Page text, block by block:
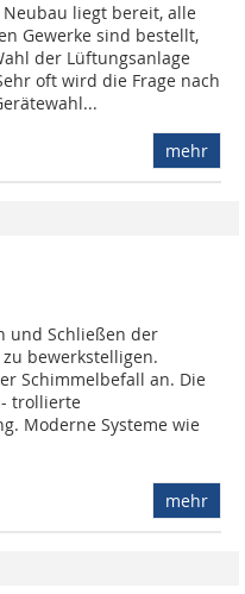
liegt bereit, alle
Gewerke sind bestellt,
der Lüftungsanlage
oft wird die Frage nach
mehr
und Schließen der
bewerkstelligen.
Schimmelbefall an. Die
trollierte
Moderne Systeme wie
mehr